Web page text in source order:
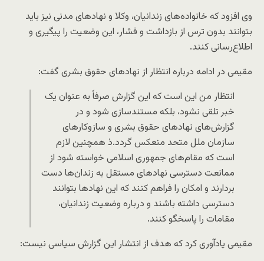
وی افزود که خانواده‌های زندانیان، وکلا و نهادهای مدنی نیز باید
بتوانند بدون ترس از بازداشت و فشار، این وضعیت را پیگیری و
اطلاع‌رسانی کنند.
مقیمی در ادامه درباره انتظار از نهادهای حقوق بشری گفت:
انتظار من این است که این گزارش صرفاً به عنوان یک
خبر تلقی نشود، بلکه مستندسازی شود و در
گزارش‌های نهادهای حقوق بشری و سازوکارهای
سازمان ملل متحد منعکس گردد.ذ همچنین لازم
است که مقام‌های جمهوری اسلامی خواسته شود از
ممانعت دسترسی نهادهای مستقل به زندان‌ها دست
بردارند و امکان را فراهم کنند که این نهادها بتوانند
دسترسی داشته باشند و درباره وضعیت زندانیان،
مقامات را پاسخگو کنند.
مقیمی یادآوری کرد که هدف از انتشار این گزارش سیاسی نیست: